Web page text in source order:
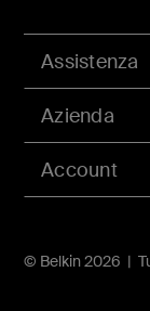
Account
Assistenza
Azienda
© Belkin 2026 |